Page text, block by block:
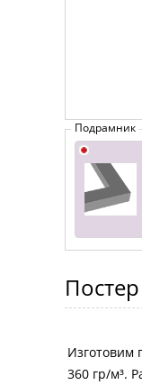
Подрамник
Постер
Изготовим
360 гр/м³.